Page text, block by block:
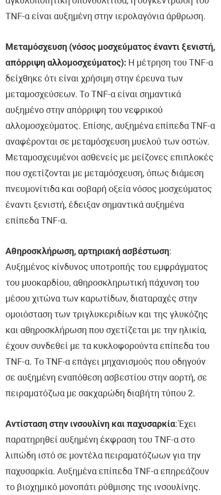
TNF-α είναι αυξημένη στην ιερολαγόνια άρθρωση.
Μεταμόσχευση (νόσος μοσχεύματος έναντι ξενιστή,
απόρριψη αλλομοσχεύματος): Η μέτρηση του TNF-α
δείχθηκε ότι είναι χρήσιμη στην έρευνα των
μεταμοσχεύσεων. Το TNF-α είναι σημαντικά
αυξημένο στην απόρριψη του νεφρικού
αλλομοσχεύματος. Επίσης, αυξημένα επίπεδα TNF-α
αναφέρονται σε μεταμόσχευση μυελού των οστών.
Μεταμοσχευμένοι ασθενείς με μείζονες επιπλοκές
που σχετίζονται με μεταμόσχευση, όπως διάμεση
πνευμονίτιδα και σοβαρή οξεία νόσος μοσχεύματος
έναντι ξενιστή, έδειξαν σημαντικά αυξημένα
επίπεδα TNF-α.
Αθηροσκλήρωση, αρτηριακή ασβέστωση:
Αυξημένος κίνδυνος υποτροπής του εμφράγματος
του μυοκαρδίου, αθηροσκληρωτική πάχυνση του
μέσου χιτώνα των καρωτίδων, διαταραχές στην
ομοιόσταση των τριγλυκεριδίων και της γλυκόζης
και αθηροσκλήρωση που σχετίζεται με την ηλικία,
έχουν συνδεθεί με τα κυκλοφορούντα επίπεδα του
TNF-α. Το TNF-α επάγει μηχανισμούς που οδηγούν
σε αυξημένη εναπόθεση ασβεστίου στην αορτή, σε
πειραματόζωα με σακχαρώδη διαβήτη τύπου 2.
Αντίσταση στην ινσουλίνη και παχυσαρκία: Έχει
παρατηρηθεί αυξημένη έκφραση του TNF-α στο
λιπώδη ιστό σε μοντέλα πειραματόζωων για την
παχυσαρκία. Αυξημένα επίπεδα TNF-α επηρεάζουν
το βιοχημικό μονοπάτι ρύθμισης της ινσουλίνης.